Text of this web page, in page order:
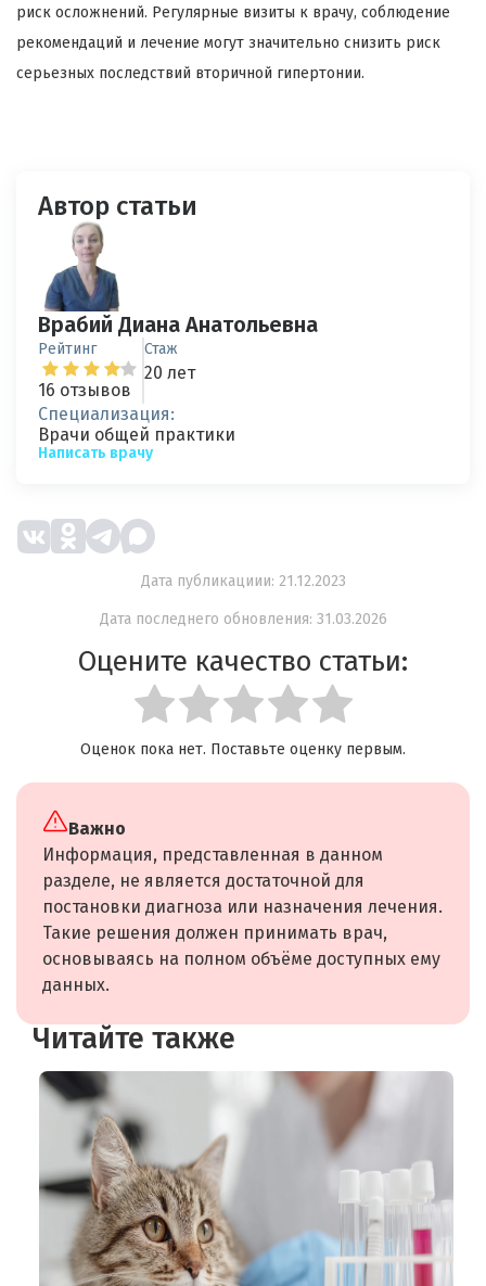
риск осложнений. Регулярные визиты к врачу, соблюдение
рекомендаций и лечение могут значительно снизить риск
серьезных последствий вторичной гипертонии.
Автор статьи
Врабий Диана Анатольевна
Рейтинг
16 отзывов
Стаж
20 лет
Специализация:
Врачи общей практики
Написать врачу
Дата публикациии: 21.12.2023
Дата последнего обновления: 31.03.2026
Оцените качество статьи:
Оценок пока нет. Поставьте оценку первым.
Важно
Информация, представленная в данном
разделе, не является достаточной для
постановки диагноза или назначения лечения.
Такие решения должен принимать врач,
основываясь на полном объёме доступных ему
данных.
Читайте также